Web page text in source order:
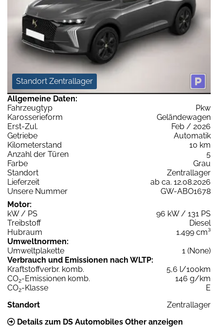
Standort Zentrallager
Allgemeine Daten:
Fahrzeugtyp
Pkw
Karosserieform
Geländewagen
Erst-Zul.
Feb / 2026
Getriebe
Automatik
Kilometerstand
10 km
Anzahl der Türen
5
Farbe
Grau
Standort
Zentrallager
Lieferzeit
ab ca. 12.08.2026
Unsere Nummer
GW-ABO1678
Motor:
kW / PS
96 kW / 131 PS
Treibstoff
Diesel
Hubraum
1.499 cm³
Umweltnormen:
Umweltplakette
1 (None)
Verbrauch und Emissionen nach WLTP:
Kraftstoffverbr. komb.
5,6 l/100km
CO2-Emissionen komb.
146 g/km
CO2-Klasse
E
Standort
Zentrallager
Details zum DS Automobiles Other anzeigen